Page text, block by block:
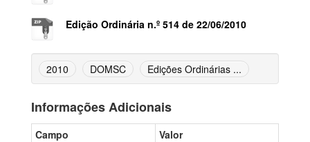
Edição Ordinária n.º 514 de 22/06/2010
2010 DOMSC Edições Ordinárias ...
Informações Adicionais
Campo
Valor